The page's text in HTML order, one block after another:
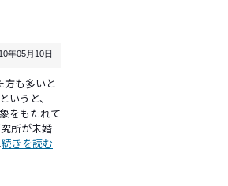
年05月10日
方も多いと
うと、
をもたれて
所が未婚
続きを読む